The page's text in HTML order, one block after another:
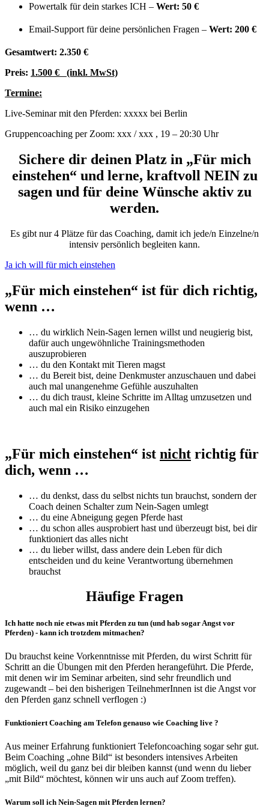
Powertalk für dein starkes ICH – Wert: 50 €
Email-Support für deine persönlichen Fragen – Wert: 200 €
Gesamtwert: 2.350 €
Preis: 1.500 € (inkl. MwSt)
Termine:
Live-Seminar mit den Pferden: xxxxx bei Berlin
Gruppencoaching per Zoom: xxx / xxx , 19 – 20:30 Uhr
Sichere dir deinen Platz in „Für mich
einstehen“ und lerne, kraftvoll NEIN zu
sagen und für deine Wünsche aktiv zu
werden.
Es gibt nur 4 Plätze für das Coaching, damit ich jede/n Einzelne/n
intensiv persönlich begleiten kann.
Ja ich will für mich einstehen
„Für mich einstehen“ ist für dich richtig,
wenn …
… du wirklich Nein-Sagen lernen willst und neugierig bist,
dafür auch ungewöhnliche Trainingsmethoden
auszuprobieren
… du den Kontakt mit Tieren magst
… du Bereit bist, deine Denkmuster anzuschauen und dabei
auch mal unangenehme Gefühle auszuhalten
… du dich traust, kleine Schritte im Alltag umzusetzen und
auch mal ein Risiko einzugehen
„Für mich einstehen“ ist nicht richtig für
dich, wenn …
… du denkst, dass du selbst nichts tun brauchst, sondern der
Coach deinen Schalter zum Nein-Sagen umlegt
… du eine Abneigung gegen Pferde hast
… du schon alles ausprobiert hast und überzeugt bist, bei dir
funktioniert das alles nicht
… du lieber willst, dass andere dein Leben für dich
entscheiden und du keine Verantwortung übernehmen
brauchst
Häufige Fragen
Ich hatte noch nie etwas mit Pferden zu tun (und hab sogar Angst vor
Pferden) - kann ich trotzdem mitmachen?
Du brauchst keine Vorkenntnisse mit Pferden, du wirst Schritt für
Schritt an die Übungen mit den Pferden herangeführt. Die Pferde,
mit denen wir im Seminar arbeiten, sind sehr freundlich und
zugewandt – bei den bisherigen TeilnehmerInnen ist die Angst vor
den Pferden ganz schnell verflogen :)
Funktioniert Coaching am Telefon genauso wie Coaching live ?
Aus meiner Erfahrung funktioniert Telefoncoaching sogar sehr gut.
Beim Coaching „ohne Bild“ ist besonders intensives Arbeiten
möglich, weil du ganz bei dir bleiben kannst (und wenn du lieber
„mit Bild“ möchtest, können wir uns auch auf Zoom treffen).
Warum soll ich Nein-Sagen mit Pferden lernen?